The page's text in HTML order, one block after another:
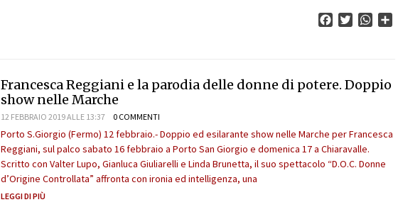
FacebookTwitter
Francesca Reggiani e la parodia delle donne di potere. Doppio
show nelle Marche
12 FEBBRAIO 2019 ALLE 13:37 0 COMMENTI
Porto S.Giorgio (Fermo) 12 febbraio.- Doppio ed esilarante show nelle Marche per Francesca
Reggiani, sul palco sabato 16 febbraio a Porto San Giorgio e domenica 17 a Chiaravalle.
Scritto con Valter Lupo, Gianluca Giuliarelli e Linda Brunetta, il suo spettacolo “D.O.C. Donne
d’Origine Controllata” affronta con ironia ed intelligenza, una
LEGGI DI PIÙ